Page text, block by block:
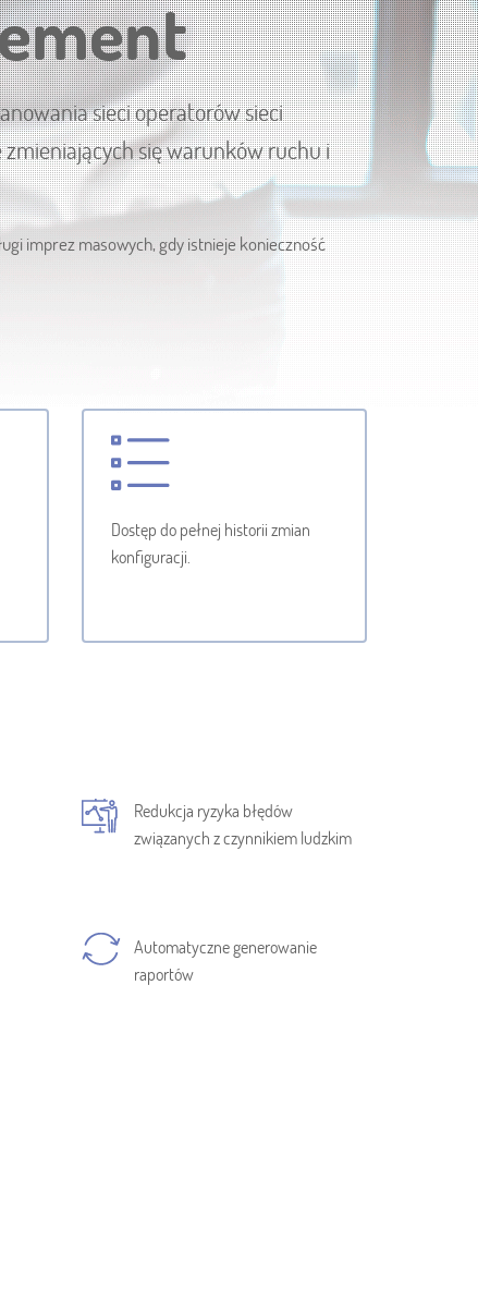
sieci operatorów sieci
się warunków ruchu i
imprez masowych, gdy istnieje konieczność
Dostęp do pełnej historii zmian
konfiguracji.
Redukcja ryzyka błędów
związanych z czynnikiem ludzkim
Automatyczne generowanie
raportów